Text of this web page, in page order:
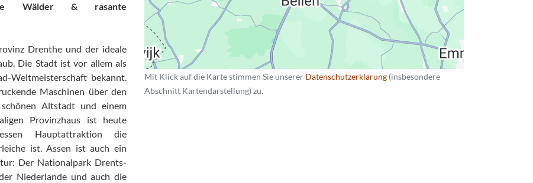
Wälder & rasante
Drenthe und der ideale
Die Stadt ist vor allem als
Weltmeisterschaft bekannt.
Maschinen über den
Altstadt und einem
Provinzhaus ist heute
Hauptattraktion die
ist. Assen ist auch ein
Der Nationalpark Drents-
Niederlande und auch die
Mit Klick auf die Karte stimmen Sie unserer Datenschutzerklärung (insbesondere
Abschnitt Kartendarstellung) zu.